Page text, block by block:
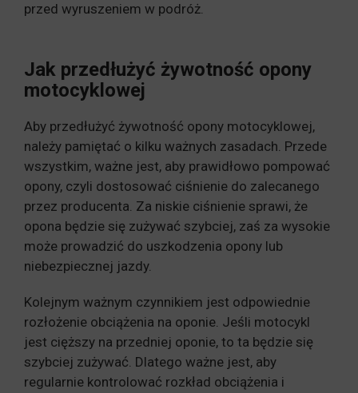
przed wyruszeniem w podróż.
Jak przedłużyć żywotność opony
motocyklowej
Aby przedłużyć żywotność opony motocyklowej,
należy pamiętać o kilku ważnych zasadach. Przede
wszystkim, ważne jest, aby prawidłowo pompować
opony, czyli dostosować ciśnienie do zalecanego
przez producenta. Za niskie ciśnienie sprawi, że
opona będzie się zużywać szybciej, zaś za wysokie
może prowadzić do uszkodzenia opony lub
niebezpiecznej jazdy.
Kolejnym ważnym czynnikiem jest odpowiednie
rozłożenie obciążenia na oponie. Jeśli motocykl
jest cięższy na przedniej oponie, to ta będzie się
szybciej zużywać. Dlatego ważne jest, aby
regularnie kontrolować rozkład obciążenia i